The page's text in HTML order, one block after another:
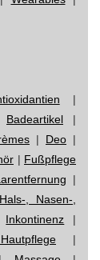
|
Badeartikel |
| Deo |
| Fußpflege
|
Hals-, Nasen-,
Inkontinenz |
|